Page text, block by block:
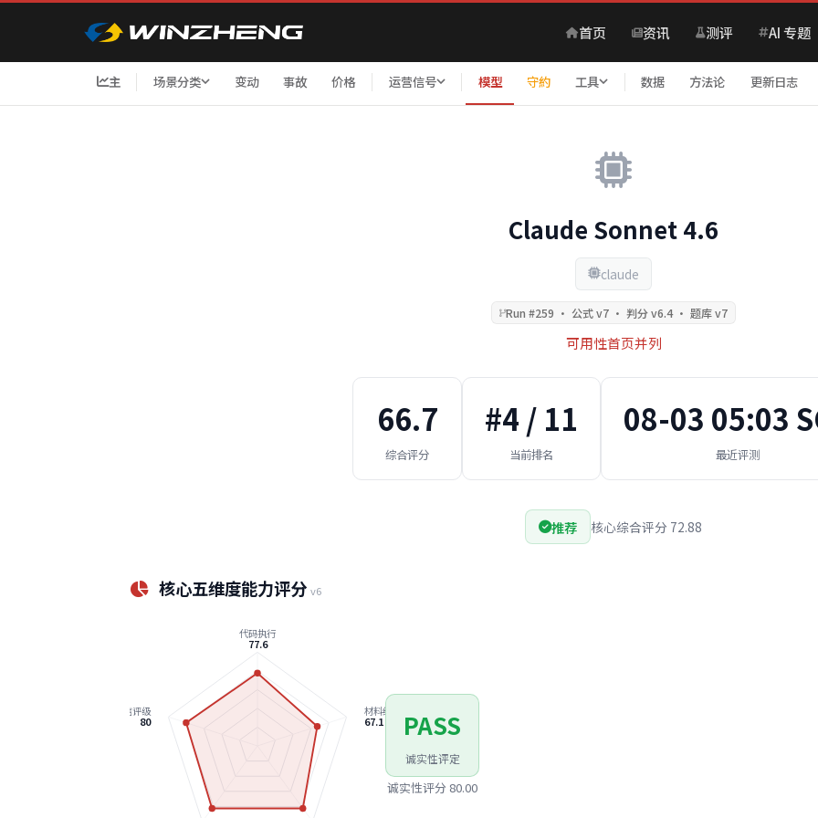
首页 资讯 测评 AI 专题
主 场景分类 变动 事故 价格 运营信号 模型 守約 工具 数据 方法论 更新日志
Claude Sonnet 4.6
claude
Run #259 · 公式 v7 · 判分 v6.4 · 题库 v7
可用性首页并列
66.7
综合评分
#4 / 11
当前排名
08-03 05:03
最近评测
推荐 核心综合评分 72.88
核心五维度能力评分v6
代码执行
77.6
材料约束
67.1
诚信评级
80 PASS
诚实性评定
诚实性评分 80.00